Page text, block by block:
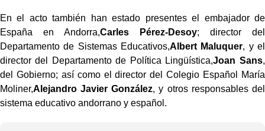
En el acto también han estado presentes el embajador de
España en Andorra,Carles Pérez-Desoy; director del
Departamento de Sistemas Educativos,Albert Maluquer, y el
director del Departamento de Política Lingüística,Joan Sans,
del Gobierno; así como el director del Colegio Español María
Moliner,Alejandro Javier González, y otros responsables del
sistema educativo andorrano y español.